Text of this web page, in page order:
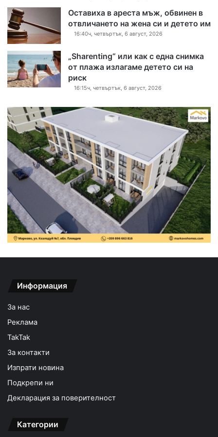
Оставиха в ареста мъж, обвинен в
отвличането на жена си и детето им
16:40ч, четвъртък, 6 август, 2026
„Sharenting“ или как с една снимка
от плажа излагаме детето си на
риск
16:15ч, четвъртък, 6 август, 2026
Информация
За нас
Реклама
TakTak
За контакти
Изпрати новина
Подкрепи ни
Декларация за поверителност
Категории